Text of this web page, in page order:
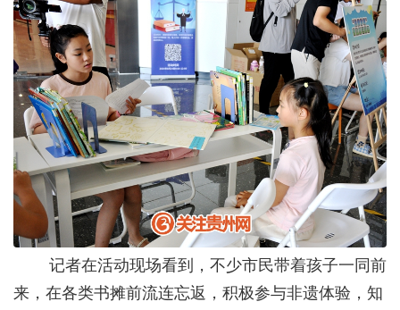
记者在活动现场看到，不少市民带着孩子一同前
来，在各类书摊前流连忘返，积极参与非遗体验，知